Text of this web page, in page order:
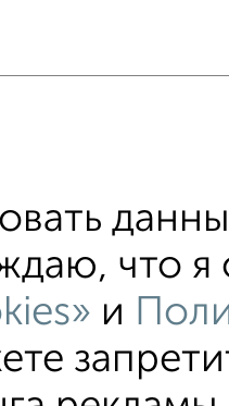
в новостройках
что я
и